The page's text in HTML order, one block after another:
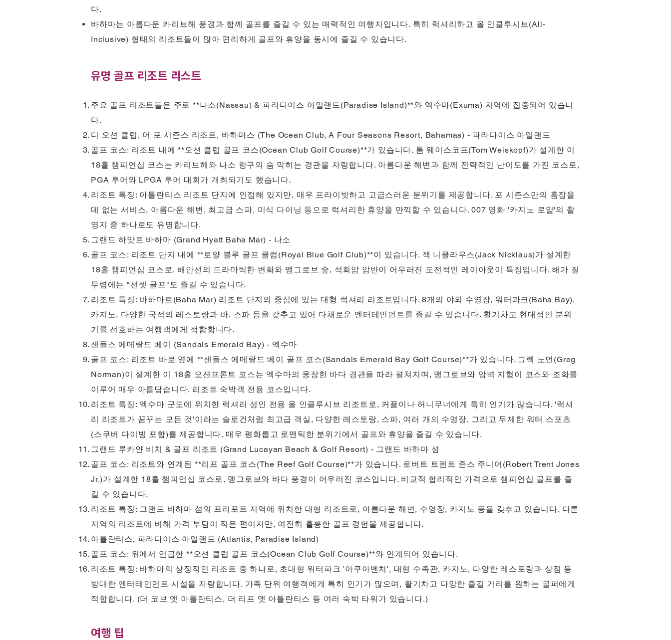
다.
바하마는 아름다운 카리브해 풍경과 함께 골프를 즐길 수 있는 매력적인 여행지입니다. 특히 럭셔리하고 올 인클루시브(All-
Inclusive) 형태의 리조트들이 많아 편리하게 골프와 휴양을 동시에 즐길 수 있습니다.
유명 골프 리조트 리스트
주요 골프 리조트들은 주로 **나소(Nassau) & 파라다이스 아일랜드(Paradise Island)**와 엑수마(Exuma) 지역에 집중되어 있습니
다.
디 오션 클럽, 어 포 시즌스 리조트, 바하마스 (The Ocean Club, A Four Seasons Resort, Bahamas) - 파라다이스 아일랜드
골프 코스: 리조트 내에 **오션 클럽 골프 코스(Ocean Club Golf Course)**가 있습니다. 톰 웨이스코프(Tom Weiskopf)가 설계한 이
18홀 챔피언십 코스는 카리브해와 나소 항구의 숨 막히는 경관을 자랑합니다. 아름다운 해변과 함께 전략적인 난이도를 가진 코스로,
PGA 투어와 LPGA 투어 대회가 개최되기도 했습니다.
리조트 특징: 아틀란티스 리조트 단지에 인접해 있지만, 매우 프라이빗하고 고급스러운 분위기를 제공합니다. 포 시즌스만의 흠잡을
데 없는 서비스, 아름다운 해변, 최고급 스파, 미식 다이닝 등으로 럭셔리한 휴양을 만끽할 수 있습니다. 007 영화 '카지노 로얄'의 촬
영지 중 하나로도 유명합니다.
그랜드 하얏트 바하마 (Grand Hyatt Baha Mar) - 나소
골프 코스: 리조트 단지 내에 **로얄 블루 골프 클럽(Royal Blue Golf Club)**이 있습니다. 잭 니클라우스(Jack Nicklaus)가 설계한
18홀 챔피언십 코스로, 해안선의 드라마틱한 변화와 맹그로브 숲, 석회암 암반이 어우러진 도전적인 레이아웃이 특징입니다. 해가 질
무렵에는 "선셋 골프"도 즐길 수 있습니다.
리조트 특징: 바하마르(Baha Mar) 리조트 단지의 중심에 있는 대형 럭셔리 리조트입니다. 8개의 야외 수영장, 워터파크(Baha Bay),
카지노, 다양한 국적의 레스토랑과 바, 스파 등을 갖추고 있어 다채로운 엔터테인먼트를 즐길 수 있습니다. 활기차고 현대적인 분위
기를 선호하는 여행객에게 적합합니다.
샌들스 에메랄드 베이 (Sandals Emerald Bay) - 엑수마
골프 코스: 리조트 바로 옆에 **샌들스 에메랄드 베이 골프 코스(Sandals Emerald Bay Golf Course)**가 있습니다. 그렉 노먼(Greg
Norman)이 설계한 이 18홀 오션프론트 코스는 엑수마의 웅장한 바다 경관을 따라 펼쳐지며, 맹그로브와 암벽 지형이 코스와 조화를
이루어 매우 아름답습니다. 리조트 숙박객 전용 코스입니다.
리조트 특징: 엑수마 군도에 위치한 럭셔리 성인 전용 올 인클루시브 리조트로, 커플이나 허니무너에게 특히 인기가 많습니다. '럭셔
리 리조트가 꿈꾸는 모든 것'이라는 슬로건처럼 최고급 객실, 다양한 레스토랑, 스파, 여러 개의 수영장, 그리고 무제한 워터 스포츠
(스쿠버 다이빙 포함)를 제공합니다. 매우 평화롭고 로맨틱한 분위기에서 골프와 휴양을 즐길 수 있습니다.
그랜드 루카얀 비치 & 골프 리조트 (Grand Lucayan Beach & Golf Resort) - 그랜드 바하마 섬
골프 코스: 리조트와 연계된 **리프 골프 코스(The Reef Golf Course)**가 있습니다. 로버트 트렌트 존스 주니어(Robert Trent Jones
Jr.)가 설계한 18홀 챔피언십 코스로, 맹그로브와 바다 풍경이 어우러진 코스입니다. 비교적 합리적인 가격으로 챔피언십 골프를 즐
길 수 있습니다.
리조트 특징: 그랜드 바하마 섬의 프리포트 지역에 위치한 대형 리조트로, 아름다운 해변, 수영장, 카지노 등을 갖추고 있습니다. 다른
지역의 리조트에 비해 가격 부담이 적은 편이지만, 여전히 훌륭한 골프 경험을 제공합니다.
아틀란티스, 파라다이스 아일랜드 (Atlantis, Paradise Island)
골프 코스: 위에서 언급한 **오션 클럽 골프 코스(Ocean Club Golf Course)**와 연계되어 있습니다.
리조트 특징: 바하마의 상징적인 리조트 중 하나로, 초대형 워터파크 '아쿠아벤처', 대형 수족관, 카지노, 다양한 레스토랑과 상점 등
방대한 엔터테인먼트 시설을 자랑합니다. 가족 단위 여행객에게 특히 인기가 많으며, 활기차고 다양한 즐길 거리를 원하는 골퍼에게
적합합니다. (더 코브 앳 아틀란티스, 더 리프 앳 아틀란티스 등 여러 숙박 타워가 있습니다.)
여행 팁